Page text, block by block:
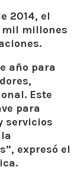
2014, el
mil millones
año para
Este
para
servicios
expresó el